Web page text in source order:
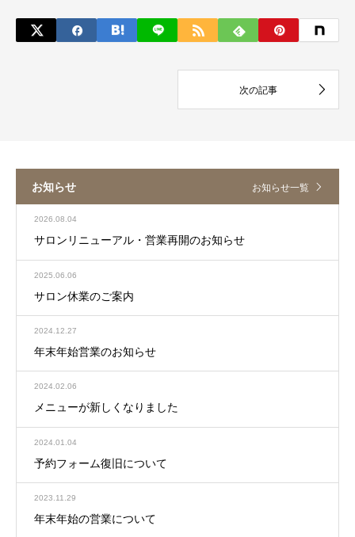
お知らせ お知らせ一覧
2026.08.04
サロンリニューアル・営業再開のお知らせ
2025.06.06
サロン休業のご案内
2024.12.27
年末年始営業のお知らせ
2024.02.06
メニューが新しくなりました
2024.01.04
予約フォーム復旧について
2023.11.29
年末年始の営業について